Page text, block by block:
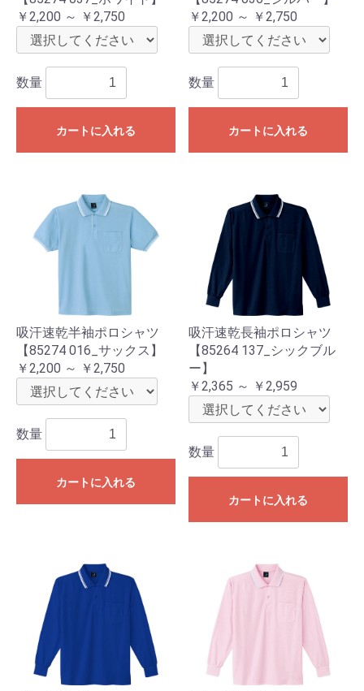
￥2,200 ～ ￥2,750
数量
カートに入れる
￥2,200 ～ ￥2,750
数量
カートに入れる
吸汗速乾半袖ポロシャツ
【85274 016_サックス】
￥2,200 ～ ￥2,750
数量
カートに入れる
吸汗速乾長袖ポロシャツ
【85264 137_シックブル
ー】
￥2,365 ～ ￥2,959
数量
カートに入れる